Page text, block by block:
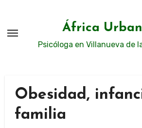
contenido
África
Psicóloga en Villanueva de
Obesidad,
familia